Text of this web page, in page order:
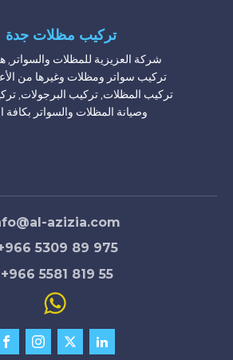
تركيب مظلات جدة
شركة العزيزية للمظلات
تركيب سواتر ومظلات وغيرها من
تركيب المظلات, تركيب البرجولات,
وصيانة المظلات والسواتر بكافة
azizia.com
5309 89 975
+966 5581 819 55